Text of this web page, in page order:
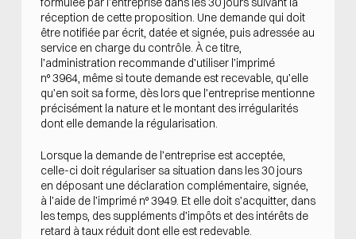
réception de cette proposition. Une demande qui doit
être notifiée par écrit, datée et signée, puis adressée au
service en charge du contrôle. À ce titre,
l’administration recommande d’utiliser l’imprimé
n° 3964, même si toute demande est recevable, qu’elle
qu’en soit sa forme, dès lors que l’entreprise mentionne
précisément la nature et le montant des irrégularités
dont elle demande la régularisation.
Lorsque la demande de l’entreprise est acceptée,
celle-ci doit régulariser sa situation dans les 30 jours
en déposant une déclaration complémentaire, signée,
à l’aide de l’imprimé n° 3949. Et elle doit s’acquitter, dans
les temps, des suppléments d’impôts et des intérêts de
retard à taux réduit dont elle est redevable.